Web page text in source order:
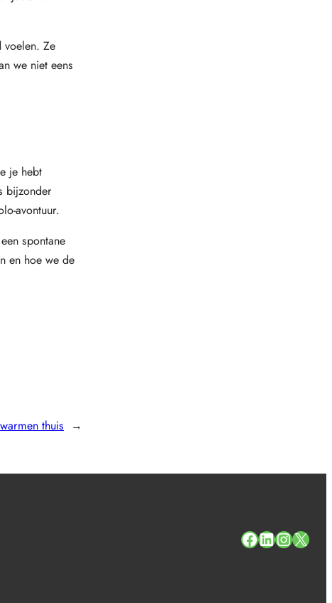
voelen. Ze
we niet eens
je hebt
bijzonder
avontuur.
spontane
en hoe we de
thuis →
# # # #